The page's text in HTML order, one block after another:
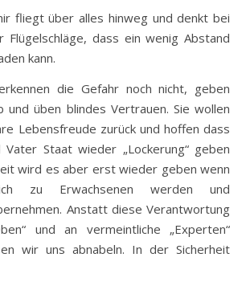
fliegt über alles hinweg und denkt bei
Flügelschläge, dass ein wenig Abstand
kann.
die Gefahr noch nicht, geben
und üben blindes Vertrauen. Sie wollen
Lebensfreude zurück und hoffen dass
Staat wieder „Lockerung“ geben
wird es aber erst wieder geben wenn
zu Erwachsenen werden und
Anstatt diese Verantwortung
und an vermeintliche „Experten“
wir uns abnabeln. In der Sicherheit